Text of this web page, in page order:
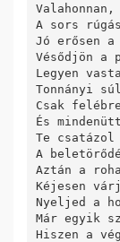
A sors
Jó erősen a
Vésődjön a
Legyen
Tonnányi
Csak
És
Te
A
Aztán a
Kéjesen
Nyeljed a
Már egyik
Hiszen a